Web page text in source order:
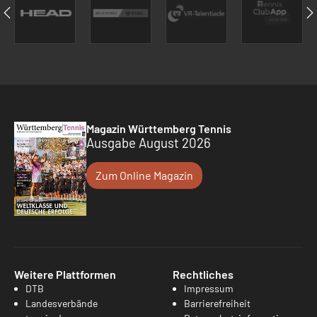
Magazin Württemberg Tennis
Ausgabe August 2026
Zum Online Magazin
Weitere Plattformen
DTB
Landesverbände
Rechtliches
Impressum
Barrierefreiheit